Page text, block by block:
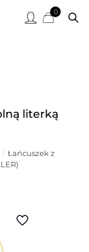
0
literką
/ Łańcuszek z